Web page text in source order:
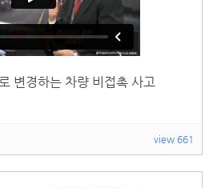
변경하는 차량 비접촉 사고
view 661